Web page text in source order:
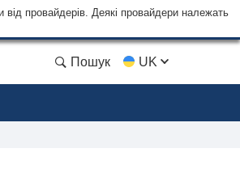
від провайдерів. Деякі провайдери належать
Пошук UK